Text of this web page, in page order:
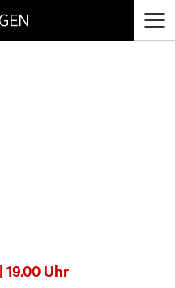
Menü
19.00 Uhr